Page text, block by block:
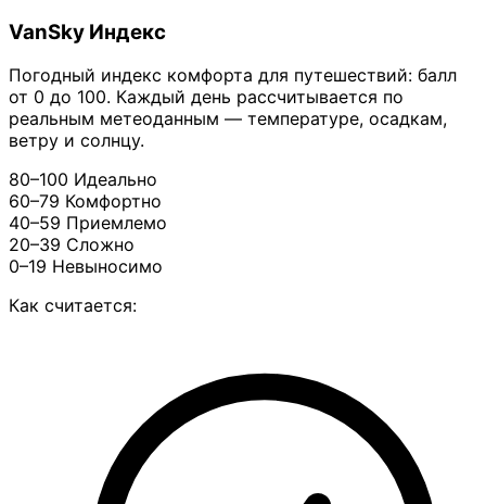
VanSky Индекс
Погодный индекс комфорта для путешествий: балл
от 0 до 100. Каждый день рассчитывается по
реальным метеоданным — температуре, осадкам,
ветру и солнцу.
80–100 Идеально
60–79 Комфортно
40–59 Приемлемо
20–39 Сложно
0–19 Невыносимо
Как считается: